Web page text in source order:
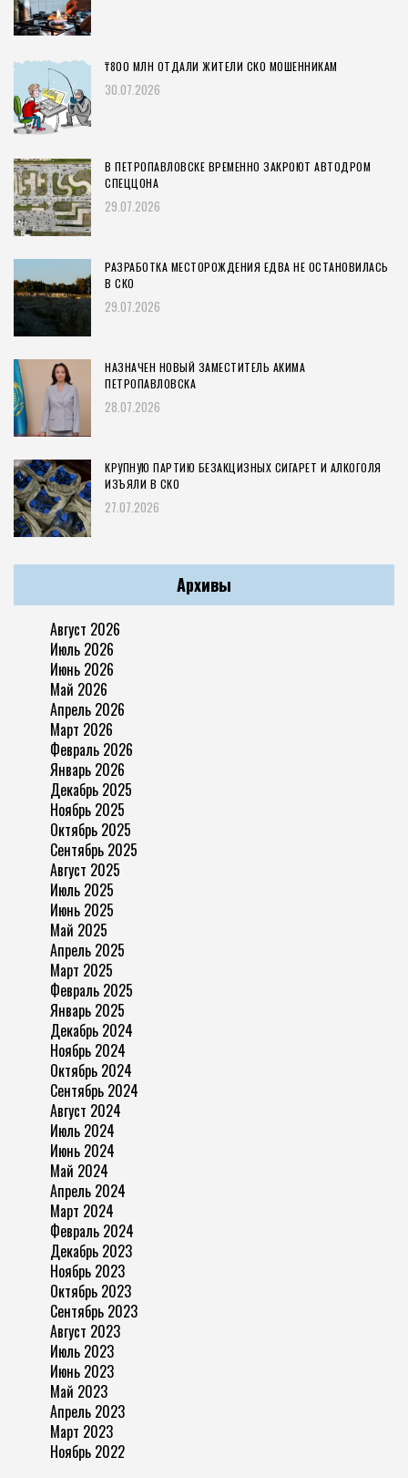
₸800 МЛН ОТДАЛИ ЖИТЕЛИ СКО МОШЕННИКАМ
30.07.2026
В ПЕТРОПАВЛОВСКЕ ВРЕМЕННО ЗАКРОЮТ АВТОДРОМ
СПЕЦЦОНА
29.07.2026
РАЗРАБОТКА МЕСТОРОЖДЕНИЯ ЕДВА НЕ ОСТАНОВИЛАСЬ
В СКО
29.07.2026
НАЗНАЧЕН НОВЫЙ ЗАМЕСТИТЕЛЬ АКИМА
ПЕТРОПАВЛОВСКА
28.07.2026
КРУПНУЮ ПАРТИЮ БЕЗАКЦИЗНЫХ СИГАРЕТ И АЛКОГОЛЯ
ИЗЪЯЛИ В СКО
27.07.2026
Архивы
Август 2026
Июль 2026
Июнь 2026
Май 2026
Апрель 2026
Март 2026
Февраль 2026
Январь 2026
Декабрь 2025
Ноябрь 2025
Октябрь 2025
Сентябрь 2025
Август 2025
Июль 2025
Июнь 2025
Май 2025
Апрель 2025
Март 2025
Февраль 2025
Январь 2025
Декабрь 2024
Ноябрь 2024
Октябрь 2024
Сентябрь 2024
Август 2024
Июль 2024
Июнь 2024
Май 2024
Апрель 2024
Март 2024
Февраль 2024
Декабрь 2023
Ноябрь 2023
Октябрь 2023
Сентябрь 2023
Август 2023
Июль 2023
Июнь 2023
Май 2023
Апрель 2023
Март 2023
Ноябрь 2022